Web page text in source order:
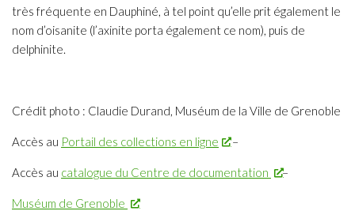
très fréquente en Dauphiné, à tel point qu’elle prit également le
nom d’oisanite (l’axinite porta également ce nom), puis de
delphinite.
Crédit photo : Claudie Durand, Muséum de la Ville de Grenoble
Accès au Portail des collections en ligne –
Accès au catalogue du Centre de documentation –
Muséum de Grenoble